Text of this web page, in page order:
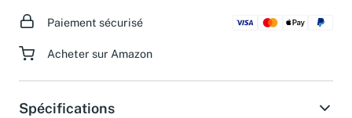
Paiement sécurisé
Acheter sur Amazon
Spécifications